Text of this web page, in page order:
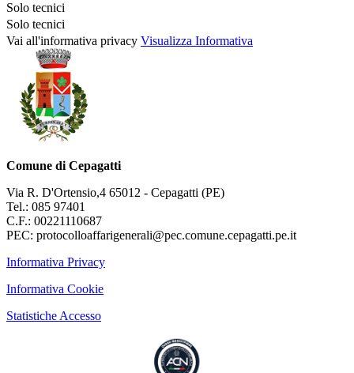
Solo tecnici
Solo tecnici
Vai all'informativa privacy Visualizza Informativa
Comune di Cepagatti
Via R. D'Ortensio,4 65012 - Cepagatti (PE)
Tel.: 085 97401
C.F.: 00221110687
PEC: protocolloaffarigenerali@pec.comune.cepagatti.pe.it
Informativa Privacy
Informativa Cookie
Statistiche Accesso